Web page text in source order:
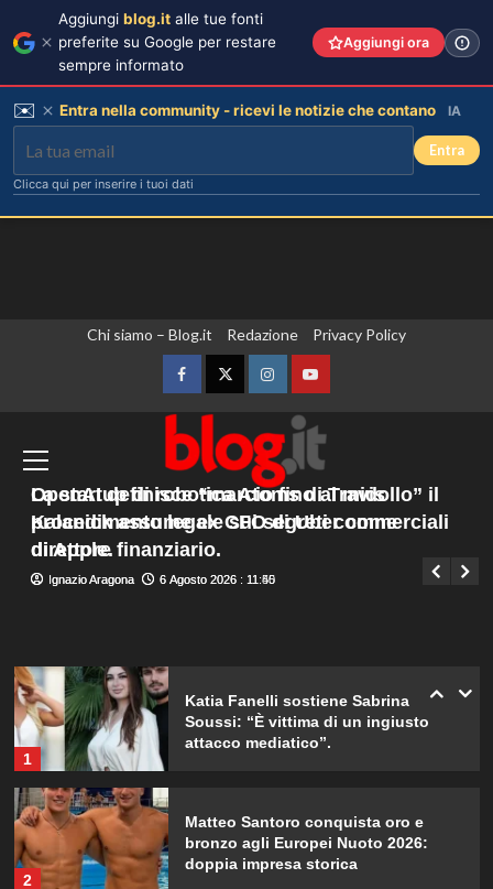
Chi siamo – Blog.it Redazione Privacy Policy
FacebookTwitterInstagramYouTube
Menu
principale
Montenegro, il premier Spajic “Nessun
hub Ue per i rimpatri sul nostro
territorio”
Giuseppe Recca 6 Agosto 2026 : 8:05
OpenAI definisce “marcio fino al midollo” il
procedimento legale sui segreti commerciali
di Apple.
Ignazio Aragona 6 Agosto 2026 : 11:50
La startup di robotica Atoms di Travis
Kalanick assume ex CFO di Uber come
direttore finanziario.
Ignazio Aragona 6 Agosto 2026 : 11:45
Chiara Ferragni risponde alle
critiche: “Il mio peso riflette la mia
felicità”
Annuncio della nascita di Eugenie:
una mancanza rivela le sue priorità
con il terzo bambino.
Temptation Island: Diretta della
1
Katia Fanelli sostiene Sabrina
Soussi: “È vittima di un ingiusto
attacco mediatico”.
2
Matteo Santoro conquista oro e
bronzo agli Europei Nuoto 2026:
doppia impresa storica
Aggiungi blog.it alle tue fonti
preferite su Google per restare
sempre informato
Aggiungi ora
✉️ Entra nella community - ricevi le notizie che contano IA
Entra
Clicca qui per inserire i tuoi dati